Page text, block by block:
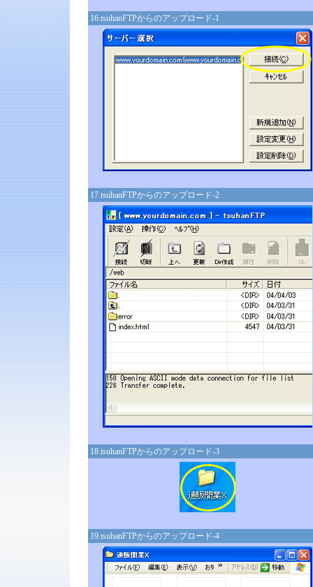
16.tsuhanFTPからのアップロード-1
17.tsuhanFTPからのアップロード-2
18.tsuhanFTPからのアップロード-3
19.tsuhanFTPからのアップロード-4